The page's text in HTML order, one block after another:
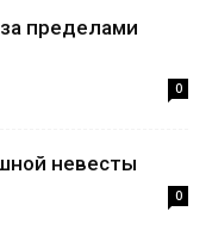
пределами
0
невесты
0